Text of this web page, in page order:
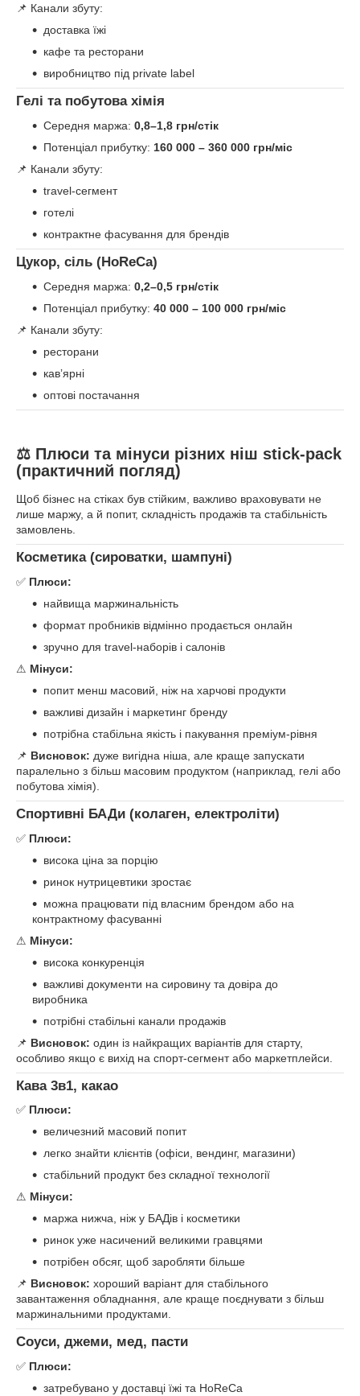
📌 Канали збуту:
доставка їжі
кафе та ресторани
виробництво під private label
Гелі та побутова хімія
Середня маржа: 0,8–1,8 грн/стік
Потенціал прибутку: 160 000 – 360 000 грн/міс
📌 Канали збуту:
travel-сегмент
готелі
контрактне фасування для брендів
Цукор, сіль (HoReCa)
Середня маржа: 0,2–0,5 грн/стік
Потенціал прибутку: 40 000 – 100 000 грн/міс
📌 Канали збуту:
ресторани
кавʼярні
оптові постачання
⚖ Плюси та мінуси різних ніш stick-pack
(практичний погляд)
Щоб бізнес на стіках був стійким, важливо враховувати не
лише маржу, а й попит, складність продажів та стабільність
замовлень.
Косметика (сироватки, шампуні)
✅ Плюси:
найвища маржинальність
формат пробників відмінно продається онлайн
зручно для travel-наборів і салонів
⚠ Мінуси:
попит менш масовий, ніж на харчові продукти
важливі дизайн і маркетинг бренду
потрібна стабільна якість і пакування преміум-рівня
📌 Висновок: дуже вигідна ніша, але краще запускати
паралельно з більш масовим продуктом (наприклад, гелі або
побутова хімія).
Спортивні БАДи (колаген, електроліти)
✅ Плюси:
висока ціна за порцію
ринок нутрицевтики зростає
можна працювати під власним брендом або на
контрактному фасуванні
⚠ Мінуси:
висока конкуренція
важливі документи на сировину та довіра до
виробника
потрібні стабільні канали продажів
📌 Висновок: один із найкращих варіантів для старту,
особливо якщо є вихід на спорт-сегмент або маркетплейси.
Кава 3в1, какао
✅ Плюси:
величезний масовий попит
легко знайти клієнтів (офіси, вендинг, магазини)
стабільний продукт без складної технології
⚠ Мінуси:
маржа нижча, ніж у БАДів і косметики
ринок уже насичений великими гравцями
потрібен обсяг, щоб заробляти більше
📌 Висновок: хороший варіант для стабільного
завантаження обладнання, але краще поєднувати з більш
маржинальними продуктами.
Соуси, джеми, мед, пасти
✅ Плюси:
затребувано у доставці їжі та HoReCa